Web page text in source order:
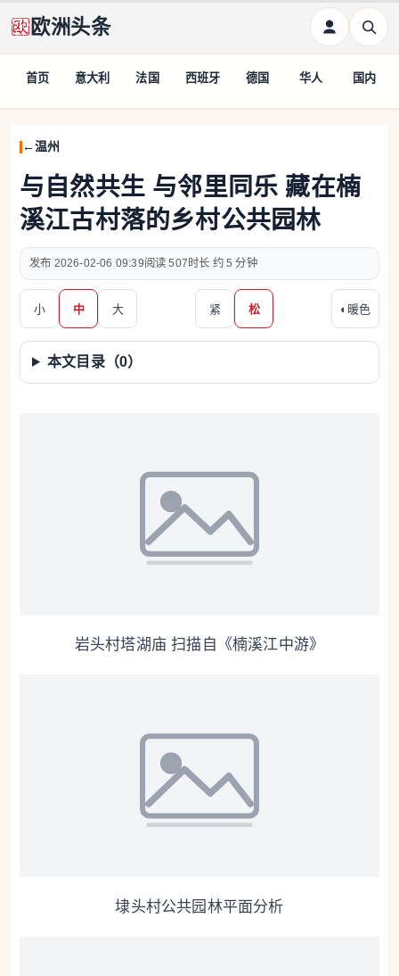
欧洲头条
首页 意大利 法国 西班牙 德国 华人 国内
温州
与自然共生 与邻里同乐 藏在楠
溪江古村落的乡村公共园林
2026-02-06 09:39 507 约 5 分钟
小 中 大 紧 松 ◐ 暖色
本文目录（0）
岩头村塔湖庙 扫描自《楠溪江中游》
埭头村公共园林平面分析